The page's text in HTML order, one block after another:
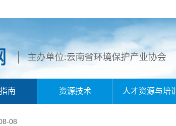
南 资源技术 人才资源与培训
08